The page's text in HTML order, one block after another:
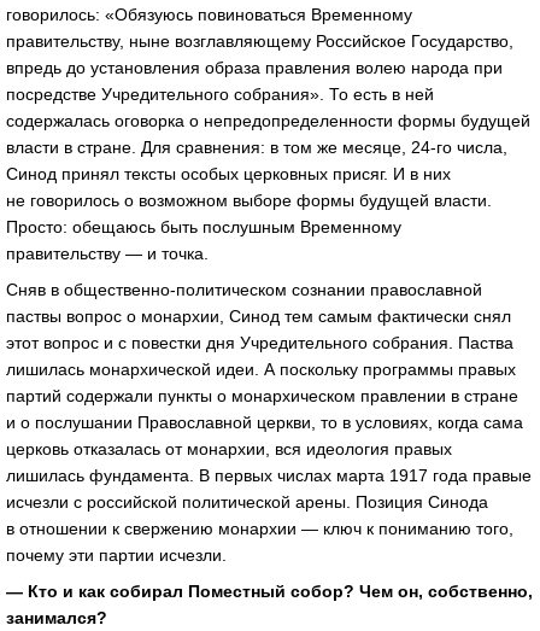
говорилось: «Обязуюсь повиноваться Временному
правительству, ныне возглавляющему Российское Государство,
впредь до установления образа правления волею народа при
посредстве Учредительного собрания». То есть в ней
содержалась оговорка о непредопределенности формы будущей
власти в стране. Для сравнения: в том же месяце, 24-го числа,
Синод принял тексты особых церковных присяг. И в них
не говорилось о возможном выборе формы будущей власти.
Просто: обещаюсь быть послушным Временному
правительству — и точка.
Сняв в общественно-политическом сознании православной
паствы вопрос о монархии, Синод тем самым фактически снял
этот вопрос и с повестки дня Учредительного собрания. Паства
лишилась монархической идеи. А поскольку программы правых
партий содержали пункты о монархическом правлении в стране
и о послушании Православной церкви, то в условиях, когда сама
церковь отказалась от монархии, вся идеология правых
лишилась фундамента. В первых числах марта 1917 года правые
исчезли с российской политической арены. Позиция Синода
в отношении к свержению монархии — ключ к пониманию того,
почему эти партии исчезли.
— Кто и как собирал Поместный собор? Чем он, собственно,
занимался?